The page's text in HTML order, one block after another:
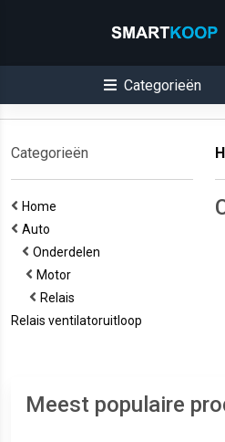
Categorieën
Categorieën
Home
Auto
Onderdelen
Motor
Relais
Relais ventilatoruitloop
Meest populaire